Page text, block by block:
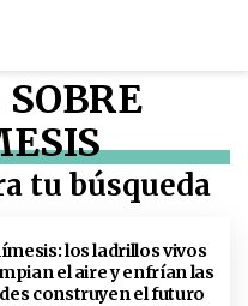
tu búsqueda
los ladrillos vivos
el aire y enfrían las
construyen el futuro